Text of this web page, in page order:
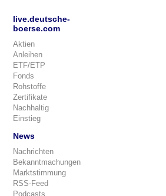
live.deutsche-
boerse.com
Aktien
Anleihen
ETF/ETP
Fonds
Rohstoffe
Zertifikate
Nachhaltig
Einstieg
News
Nachrichten
Bekanntmachungen
Marktstimmung
RSS-Feed
Podcasts